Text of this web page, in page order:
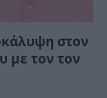
στον
με τον τον